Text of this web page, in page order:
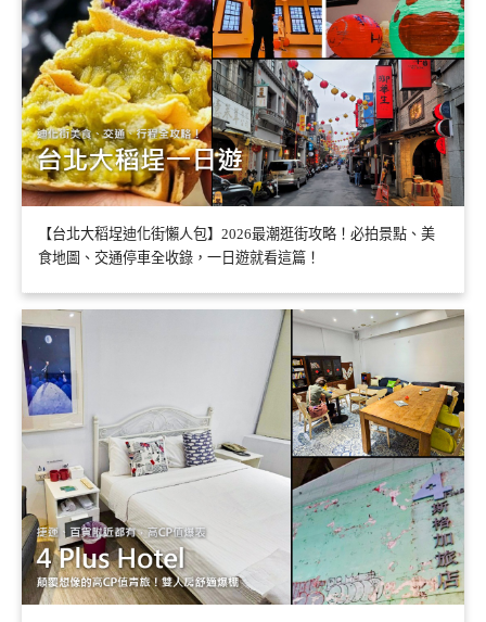
【台北大稻埕迪化街懶人包】2026最潮逛街攻略！必拍景點、美
食地圖、交通停車全收錄，一日遊就看這篇！